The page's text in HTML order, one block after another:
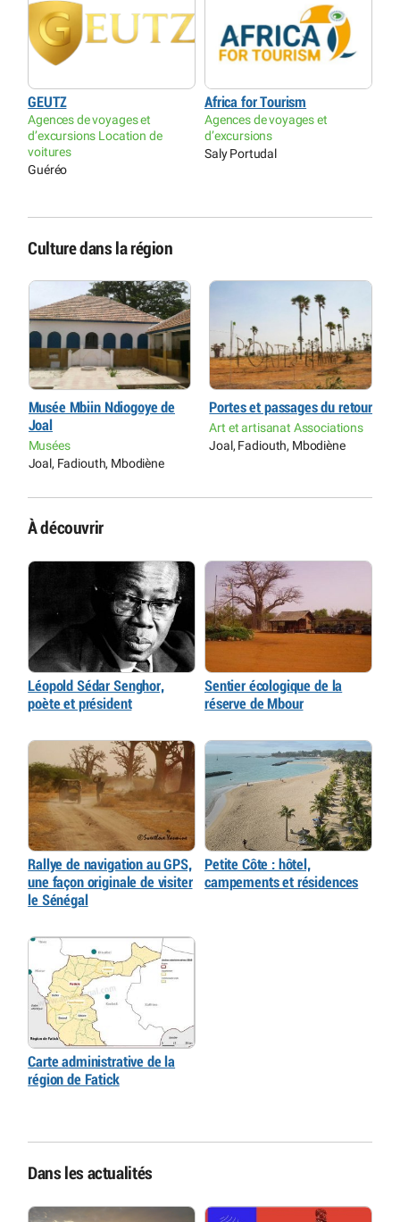
GEUTZ
Agences de voyages et
d’excursions Location de
voitures
Guéréo
Africa for Tourism
Agences de voyages et
d’excursions
Saly Portudal
Culture dans la région
Musée Mbiin Ndiogoye de
Joal
Musées
Joal, Fadiouth, Mbodiène
Portes et passages du retour
Art et artisanat Associations
Joal, Fadiouth, Mbodiène
À découvrir
Léopold Sédar Senghor,
poète et président
Sentier écologique de la
réserve de Mbour
Rallye de navigation au GPS,
une façon originale de visiter
le Sénégal
Petite Côte : hôtel,
campements et résidences
Carte administrative de la
région de Fatick
Dans les actualités